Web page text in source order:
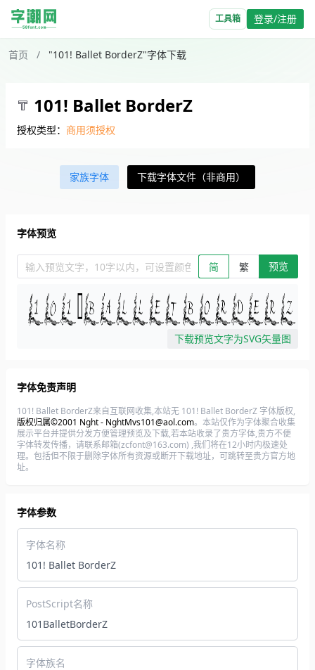
工具箱 登录/注册
首页 / "101! Ballet BorderZ"字体下载
101! Ballet BorderZ
授权类型： 商用须授权
家族字体 下载字体文件（非商用）
字体预览
输入预览文字，10字以内，可设置颜色、大小、简繁。回车查看效
简 繁 预览
下载预览文字为SVG矢量图
字体免责声明
101! Ballet BorderZ来自互联网收集,本站无 101! Ballet BorderZ 字体版权,
版权归属©2001 Nght - NghtMvs101@aol.com。本站仅作为字体聚合收集
展示平台并提供分发方便管理预览及下载,若本站收录了贵方字体,贵方不便
字体转发传播，请联系邮箱(zcfont@163.com) ,我们将在12小时内极速处
理。包括但不限于删除字体所有资源或断开下载地址，可跳转至贵方官方地
址。
字体参数
字体名称
101! Ballet BorderZ
PostScript名称
101BalletBorderZ
字体族名